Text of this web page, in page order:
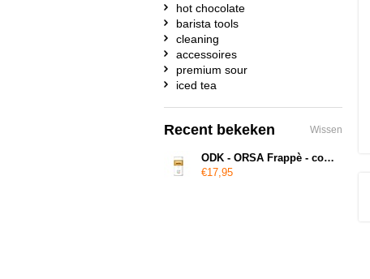
hot chocolate
barista tools
cleaning
accessoires
premium sour
iced tea
Recent bekeken Wissen
ODK - ORSA Frappè - coffee kick
€17,95